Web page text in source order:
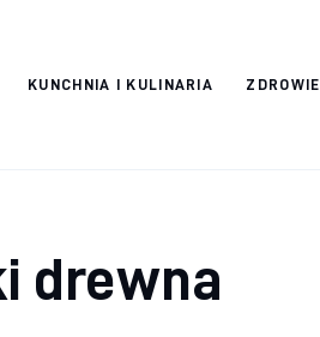
KUNCHNIA I KULINARIA ZDROWIE
drewna